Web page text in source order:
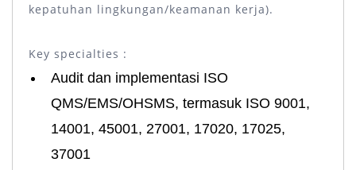
kepatuhan lingkungan/keamanan kerja).
Key specialties :
Audit dan implementasi ISO
QMS/EMS/OHSMS, termasuk ISO 9001,
14001, 45001, 27001, 17020, 17025,
37001